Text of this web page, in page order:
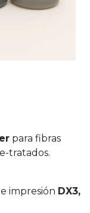
para fibras
tratados.
impresión DX3,